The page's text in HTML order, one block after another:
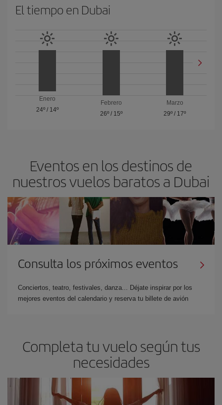
El tiempo en Dubai
Enero
24º/ 14º
Febrero
26º/ 15º
Marzo
29º / 17º
Eventos en los destinos de
nuestros vuelos baratos a Dubai
Consulta los próximos eventos
Conciertos, teatro, festivales, danza... Déjate inspirar por los
mejores eventos del calendario y reserva tu billete de avión
Completa tu vuelo según tus
necesidades